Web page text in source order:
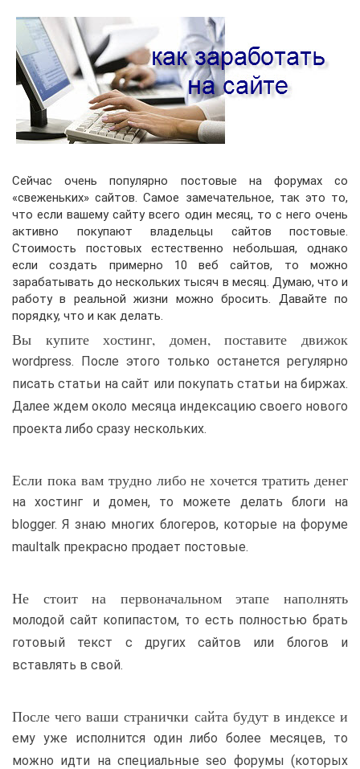
Сейчас очень популярно постовые на форумах со
«свеженьких» сайтов. Самое замечательное, так это то,
что если вашему сайту всего один месяц, то с него очень
активно покупают владельцы сайтов постовые.
Стоимость постовых естественно небольшая, однако
если создать примерно 10 веб сайтов, то можно
зарабатывать до нескольких тысяч в месяц. Думаю, что и
работу в реальной жизни можно бросить. Давайте по
порядку, что и как делать.
Вы купите хостинг, домен, поставите движок
wordpress. После этого только останется регулярно
писать статьи на сайт или покупать статьи на биржах.
Далее ждем около месяца индексацию своего нового
проекта либо сразу нескольких.
Если пока вам трудно либо не хочется тратить денег
на хостинг и домен, то можете делать блоги на
blogger. Я знаю многих блогеров, которые на форуме
maultalk прекрасно продает постовые.
Не стоит на первоначальном этапе наполнять
молодой сайт копипастом, то есть полностью брать
готовый текст с других сайтов или блогов и
вставлять в свой.
После чего ваши странички сайта будут в индексе и
ему уже исполнится один либо более месяцев, то
можно идти на специальные seo форумы (которых